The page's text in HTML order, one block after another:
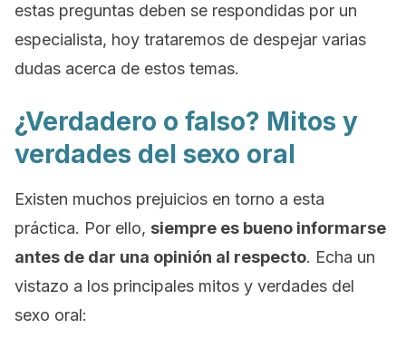
estas preguntas deben se respondidas por un
especialista, hoy trataremos de despejar varias
dudas acerca de estos temas.
¿Verdadero o falso? Mitos y
verdades del sexo oral
Existen muchos prejuicios en torno a esta
práctica. Por ello, siempre es bueno informarse
antes de dar una opinión al respecto. Echa un
vistazo a los principales mitos y verdades del
sexo oral: